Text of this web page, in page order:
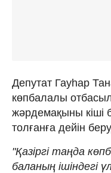
Депутат Гауһар
көпбалалы
жәрдемақыны кіші
толғанға дейін
"Қазіргі таңда
баланың ішіндегі